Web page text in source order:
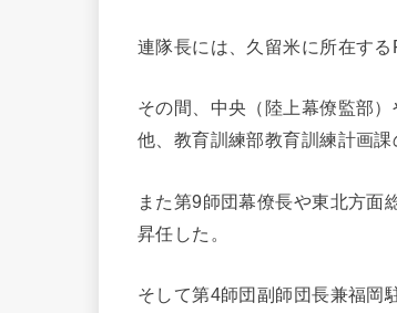
連隊長には、久留米に所在す
その間、中央（陸上幕僚監部
他、教育訓練部教育訓練計画課
また第9師団幕僚長や東北方面
昇任した。
そして第4師団副師団長兼福岡